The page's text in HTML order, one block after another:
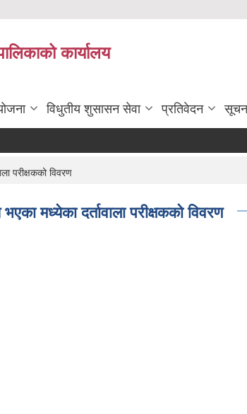
कार्यालय
विधुतीय शुसासन सेवा प्रतिवेदन
परीक्षकको विवरण
मध्येका दर्तावाला परीक्षकको विवरण